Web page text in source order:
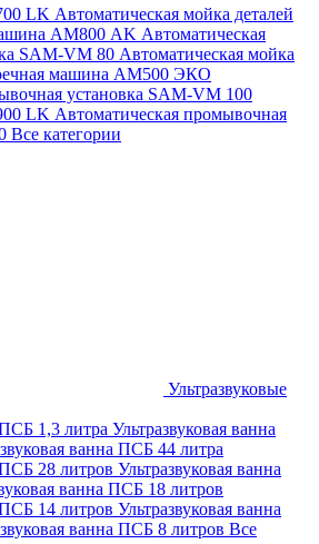
LK Автоматическая мойка деталей
АМ800 AK Автоматическая
SAM-VM 80 Автоматическая мойка
машина АМ500 ЭКО
установка SAM-VM 100
LK Автоматическая промывочная
Все категории
Ультразвуковые
ПСБ 1,3 литра Ультразвуковая ванна
ванна ПСБ 44 литра
ПСБ 28 литров Ультразвуковая ванна
ванна ПСБ 18 литров
ПСБ 14 литров Ультразвуковая ванна
ванна ПСБ 8 литров Все